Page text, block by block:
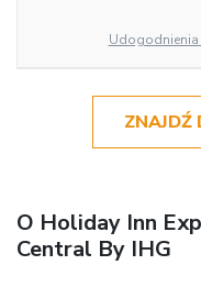
Udogodnienia
ZNAJDŹ
O Holiday Inn
Central By IHG